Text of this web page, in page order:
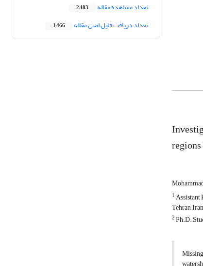
1Assistant
Tehran, Iran
2Ph.D.
تعداد مشاهده مقاله 2,483
تعداد دریافت فایل اصل مقاله 1,466